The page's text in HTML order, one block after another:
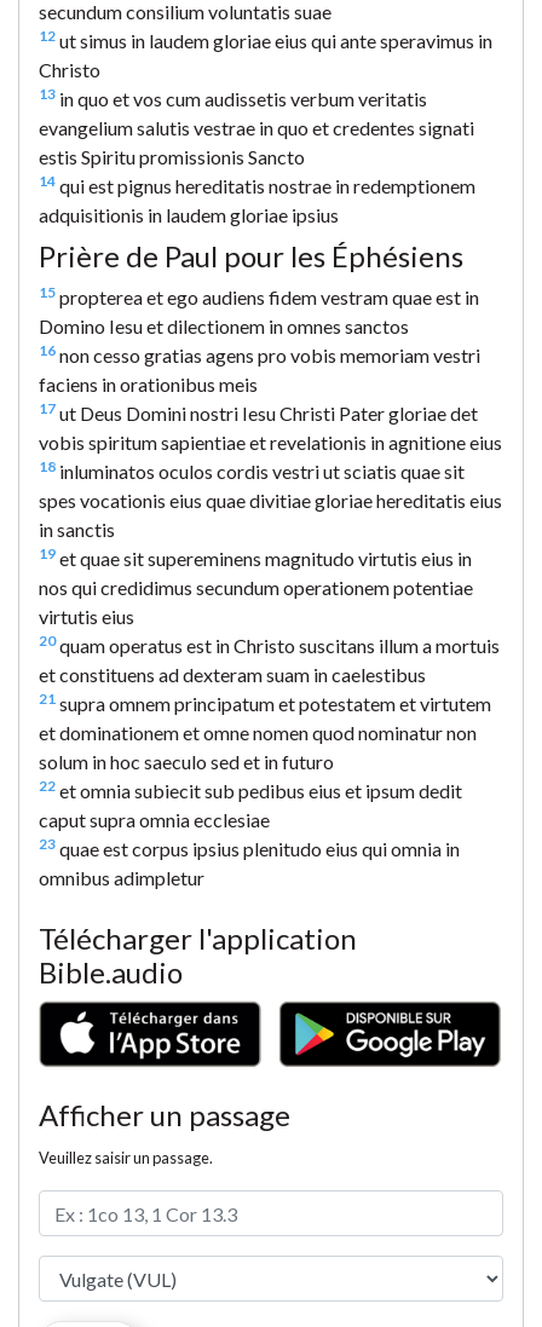
secundum consilium voluntatis suae
12 ut simus in laudem gloriae eius qui ante speravimus in
Christo
13 in quo et vos cum audissetis verbum veritatis
evangelium salutis vestrae in quo et credentes signati
estis Spiritu promissionis Sancto
14 qui est pignus hereditatis nostrae in redemptionem
adquisitionis in laudem gloriae ipsius
Prière de Paul pour les Éphésiens
15 propterea et ego audiens fidem vestram quae est in
Domino Iesu et dilectionem in omnes sanctos
16 non cesso gratias agens pro vobis memoriam vestri
faciens in orationibus meis
17 ut Deus Domini nostri Iesu Christi Pater gloriae det
vobis spiritum sapientiae et revelationis in agnitione eius
18 inluminatos oculos cordis vestri ut sciatis quae sit
spes vocationis eius quae divitiae gloriae hereditatis eius
in sanctis
19 et quae sit supereminens magnitudo virtutis eius in
nos qui credidimus secundum operationem potentiae
virtutis eius
20quam operatus est in Christo suscitans illum a mortuis
et constituens ad dexteram suam in caelestibus
21 supra omnem principatum et potestatem et virtutem
et dominationem et omne nomen quod nominatur non
solum in hoc saeculo sed et in futuro
22 et omnia subiecit sub pedibus eius et ipsum dedit
caput supra omnia ecclesiae
23 quae est corpus ipsius plenitudo eius qui omnia in
omnibus adimpletur
Télécharger l'application
Bible.audio
Afficher un passage
Veuillez saisir un passage.